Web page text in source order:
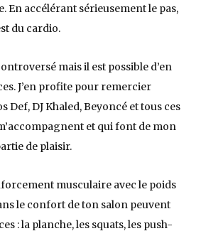
En accélérant sérieusement le pas,
du cardio.
mais il est possible d’en
J’en profite pour remercier
Def, DJ Khaled, Beyoncé et tous ces
et qui font de mon
de plaisir.
musculaire avec le poids
le confort de ton salon peuvent
: la planche, les squats, les push-